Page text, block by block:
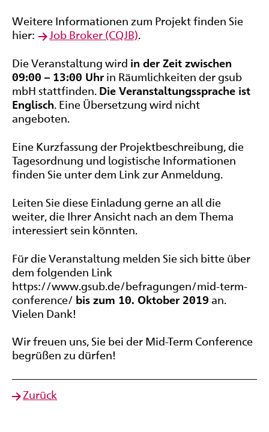
Weitere Informationen zum Projekt finden Sie
hier:
Job Broker (CQJB).
Die Veranstaltung wird in der Zeit zwischen
09:00 – 13:00 Uhr in Räumlichkeiten der gsub
mbH stattfinden. Die Veranstaltungssprache ist
Englisch. Eine Übersetzung wird nicht
angeboten.
Eine Kurzfassung der Projektbeschreibung, die
Tagesordnung und logistische Informationen
finden Sie unter dem Link zur Anmeldung.
Leiten Sie diese Einladung gerne an all die
weiter, die Ihrer Ansicht nach an dem Thema
interessiert sein könnten.
Für die Veranstaltung melden Sie sich bitte über
dem folgenden Link
https://www.gsub.de/befragungen/mid-term-
conference/ bis zum 10. Oktober 2019 an.
Vielen Dank!
Wir freuen uns, Sie bei der Mid-Term Conference
begrüßen zu dürfen!
Zurück